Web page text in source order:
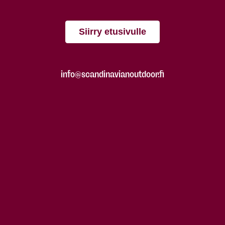
Siirry etusivulle
info@scandinavianoutdoor.fi